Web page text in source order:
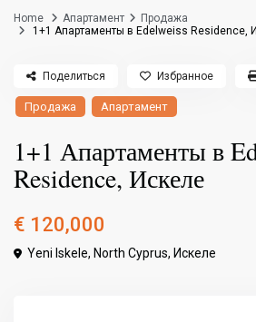
Home Апартамент
Продажа
1+1 Апартаменты в Edelweiss Residence,
Продажа Апартамент
1+1 Апартаменты в
Residence, Искеле
€ 120,000
Yeni Iskele, North Cyprus, Искеле
Поделиться Избранное